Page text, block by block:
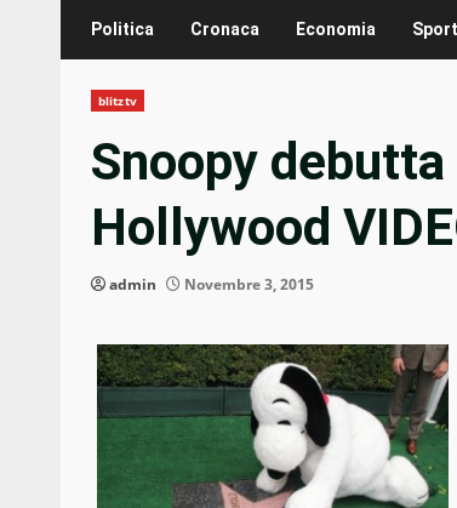
Politica Cronaca Economia Sport
blitztv
Snoopy
Hollywood
admin Novembre 3, 2015